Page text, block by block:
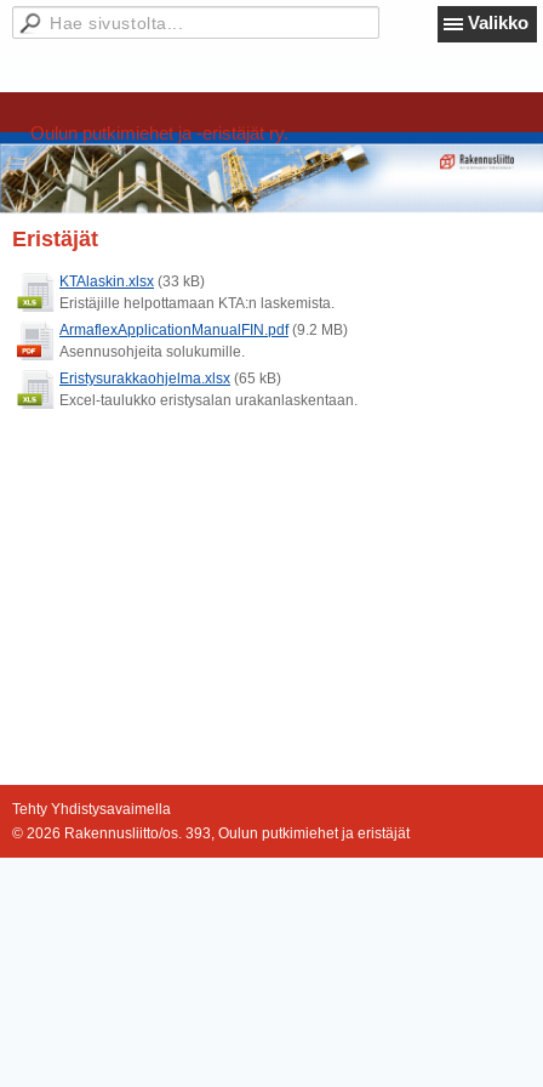
Valikko
Oulun putkimiehet ja -eristäjät ry.
Eristäjät
KTAlaskin.xlsx (33 kB)
Eristäjille helpottamaan KTA:n laskemista.
ArmaflexApplicationManualFIN.pdf (9.2 MB)
Asennusohjeita solukumille.
Eristysurakkaohjelma.xlsx (65 kB)
Excel-taulukko eristysalan urakanlaskentaan.
Tehty Yhdistysavaimella
© 2026 Rakennusliitto/os. 393, Oulun putkimiehet ja eristäjät